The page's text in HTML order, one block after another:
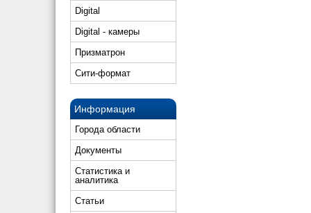
Digital
Digital - камеры
Призматрон
Сити-формат
Информация
Города области
Документы
Статистика и
аналитика
Статьи